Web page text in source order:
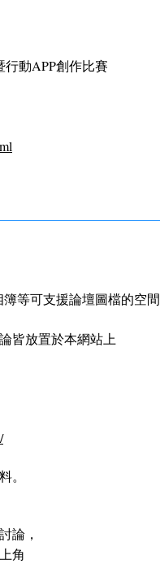
動APP創作比賽
簿等可支援論壇圖檔的空間
皆放置於本網站上
。
論，
角